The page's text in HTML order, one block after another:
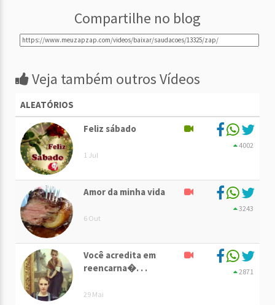
Compartilhe no blog
Veja também outros Vídeos
ALEATÓRIOS
Feliz sábado
1 Jul
4002
Amor da minha vida
6 Out
3243
Você acredita em
reencarna�. . .
29 Mai
2871